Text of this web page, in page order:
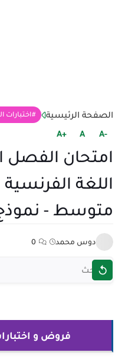
الصفحة الرئيسية اختبارات
+A A -A
امتحان الفصل
اللغة
متوسط - نموذج
دوس محمد 0
فروض و اختبارات